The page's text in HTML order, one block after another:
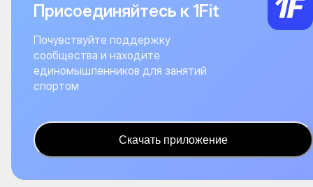
Присоединяйтесь к 1Fit
Почувствуйте поддержку
сообщества и находите
единомышленников для занятий
спортом
Скачать приложение